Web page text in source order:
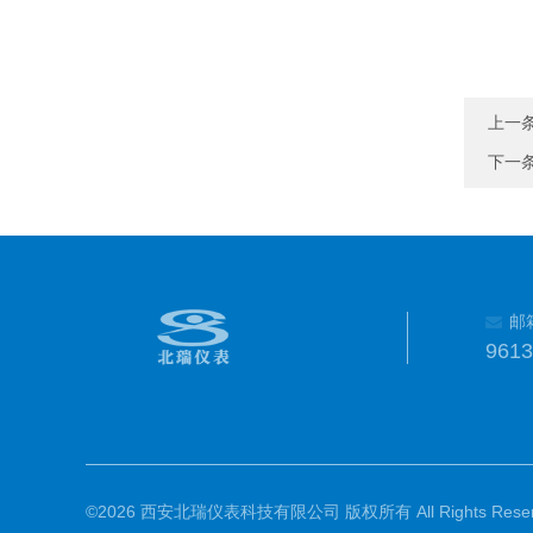
上一
下一
邮
©2026 西安北瑞仪表科技有限公司 版权所有 All Rights